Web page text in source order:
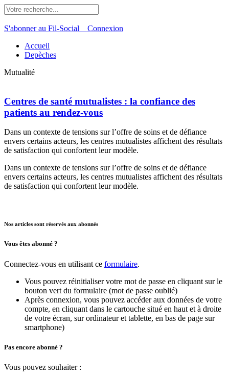
S'abonner au Fil-Social Connexion
Accueil
Depèches
Mutualité
Centres de santé mutualistes : la confiance des
patients au rendez-vous
Dans un contexte de tensions sur l’offre de soins et de défiance
envers certains acteurs, les centres mutualistes affichent des résultats
de satisfaction qui confortent leur modèle.
Dans un contexte de tensions sur l’offre de soins et de défiance
envers certains acteurs, les centres mutualistes affichent des résultats
de satisfaction qui confortent leur modèle.
Nos articles sont réservés aux abonnés
Vous êtes abonné ?
Connectez-vous en utilisant ce formulaire.
Vous pouvez réinitialiser votre mot de passe en cliquant sur le
bouton vert du formulaire (mot de passe oublié)
Après connexion, vous pouvez accéder aux données de votre
compte, en cliquant dans le cartouche situé en haut et à droite
de votre écran, sur ordinateur et tablette, en bas de page sur
smartphone)
Pas encore abonné ?
Vous pouvez souhaiter :